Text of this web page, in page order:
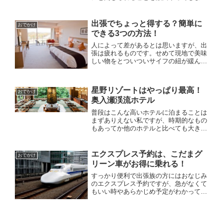
ラスEXのカードをかざせばいいわけで
すが、東京駅とか...
おでかけ
出張でちょっと得する？簡単に
できる3つの方法！
人によって差があるとは思いますが、出
張は疲れるものです。せめて現地で美味
しい物をとついついサイフの紐が緩んで
かせることができればと思い、簡単にで
きそうなものを書いてみよう...
おでかけ
星野リゾートはやっぱり最高！
奥入瀬渓流ホテル
普段はこんな高いホテルに泊まることは
まずありえない私ですが、時期的なもの
もあってか他のホテルと比べても大きく
あれば1泊2食付で土日だと40,000円オ
ーバーは当たり前で...
おでかけ
エクスプレス予約は、こだまグ
リーン車がお得に乗れる！
すっかり便利で出張族の方にはおなじみ
のエクスプレス予約ですが、急がなくて
もいい時やあらかじめ予定がわかってい